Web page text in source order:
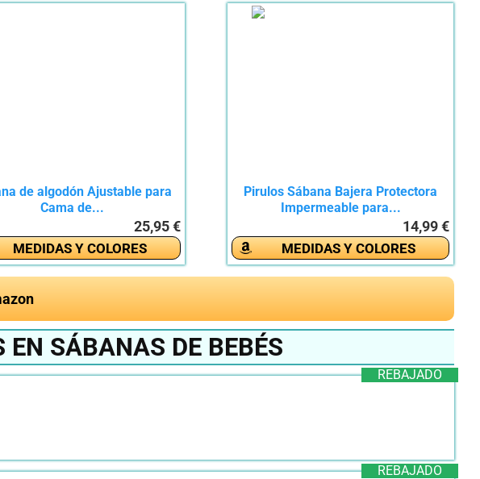
de algodón Ajustable para
Cama de...
25,95 €
MEDIDAS Y COLORES
Pirulos Sábana Bajera Protectora
Impermeable para...
14,99 €
MEDIDAS Y COLORES
EN SÁBANAS DE BEBÉS
REBAJADO
REBAJADO